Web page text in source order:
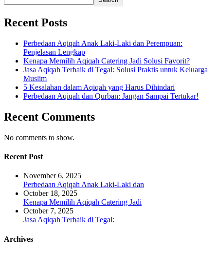
Recent Posts
Perbedaan Aqiqah Anak Laki-Laki dan Perempuan:
Penjelasan Lengkap
Kenapa Memilih Aqiqah Catering Jadi Solusi Favorit?
Jasa Aqiqah Terbaik di Tegal: Solusi Praktis untuk Keluarga
Muslim
5 Kesalahan dalam Aqiqah yang Harus Dihindari
Perbedaan Aqiqah dan Qurban: Jangan Sampai Tertukar!
Recent Comments
No comments to show.
Recent Post
November 6, 2025
Perbedaan Aqiqah Anak Laki-Laki dan
October 18, 2025
Kenapa Memilih Aqiqah Catering Jadi
October 7, 2025
Jasa Aqiqah Terbaik di Tegal:
Archives